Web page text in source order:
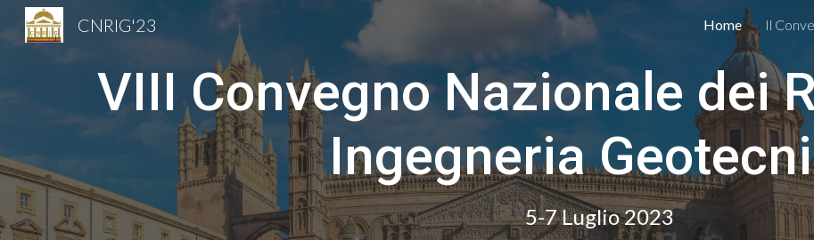
Skip to navigation
CNRIG'23 Home Il
VIII Convegno Nazionale dei
Ingegneria
5-7 Luglio 2023